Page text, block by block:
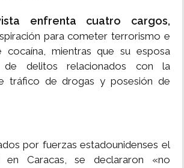
enfrenta cuatro cargos,
para cometer terrorismo e
cocaína, mientras que su esposa
de delitos relacionados con la
tráfico de drogas y posesión de
por fuerzas estadounidenses el
en Caracas, se declararon «no